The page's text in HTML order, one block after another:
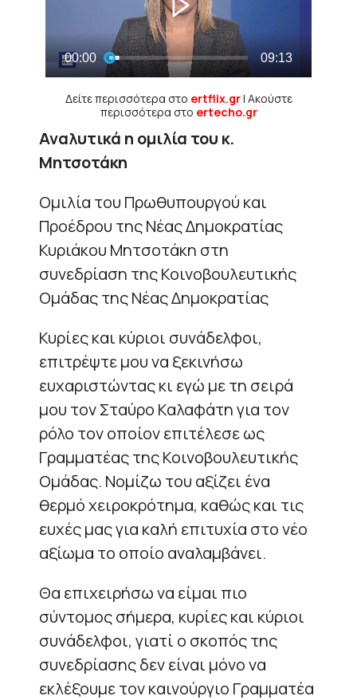
Δείτε περισσότερα στο ertflix.gr| Ακούστε
περισσότερα στο ertecho.gr
Αναλυτικά η ομιλία του κ.
Μητσοτάκη
Ομιλία του Πρωθυπουργού και
Προέδρου της Νέας Δημοκρατίας
Κυριάκου Μητσοτάκη στη
συνεδρίαση της Κοινοβουλευτικής
Ομάδας της Νέας Δημοκρατίας
Κυρίες και κύριοι συνάδελφοι,
επιτρέψτε μου να ξεκινήσω
ευχαριστώντας κι εγώ με τη σειρά
μου τον Σταύρο Καλαφάτη για τον
ρόλο τον οποίον επιτέλεσε ως
Γραμματέας της Κοινοβουλευτικής
Ομάδας. Νομίζω του αξίζει ένα
θερμό χειροκρότημα, καθώς και τις
ευχές μας για καλή επιτυχία στο νέο
αξίωμα το οποίο αναλαμβάνει.
Θα επιχειρήσω να είμαι πιο
σύντομος σήμερα, κυρίες και κύριοι
συνάδελφοι, γιατί ο σκοπός της
συνεδρίασης δεν είναι μόνο να
εκλέξουμε τον καινούργιο Γραμματέα